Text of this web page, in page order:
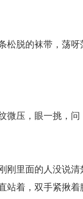
脱的袜带，荡呀
微压，眼一挑，问
刚里面的人没说
着，双手紧揪着